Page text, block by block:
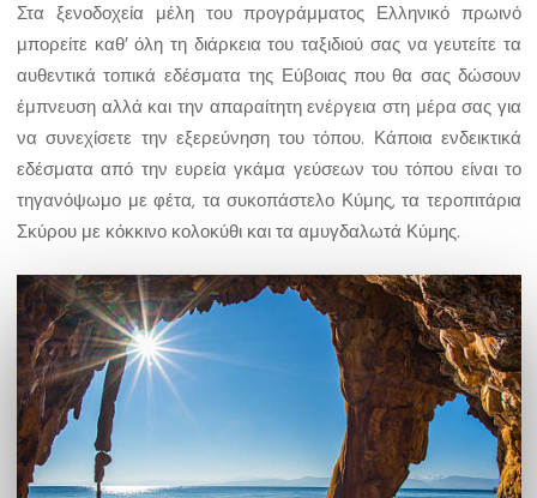
Στα ξενοδοχεία μέλη του προγράμματος Ελληνικό πρωινό
μπορείτε καθ’ όλη τη διάρκεια του ταξιδιού σας να γευτείτε τα
αυθεντικά τοπικά εδέσματα της Εύβοιας που θα σας δώσουν
έμπνευση αλλά και την απαραίτητη ενέργεια στη μέρα σας για
να συνεχίσετε την εξερεύνηση του τόπου. Κάποια ενδεικτικά
εδέσματα από την ευρεία γκάμα γεύσεων του τόπου είναι το
τηγανόψωμο με φέτα, τα συκοπάστελο Κύμης, τα τεροπιτάρια
Σκύρου με κόκκινο κολοκύθι και τα αμυγδαλωτά Κύμης.